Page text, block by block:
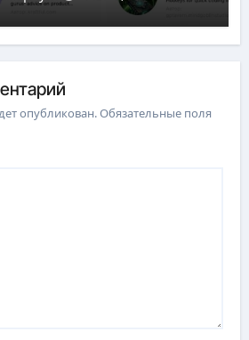
опубликован.Обязательные поля